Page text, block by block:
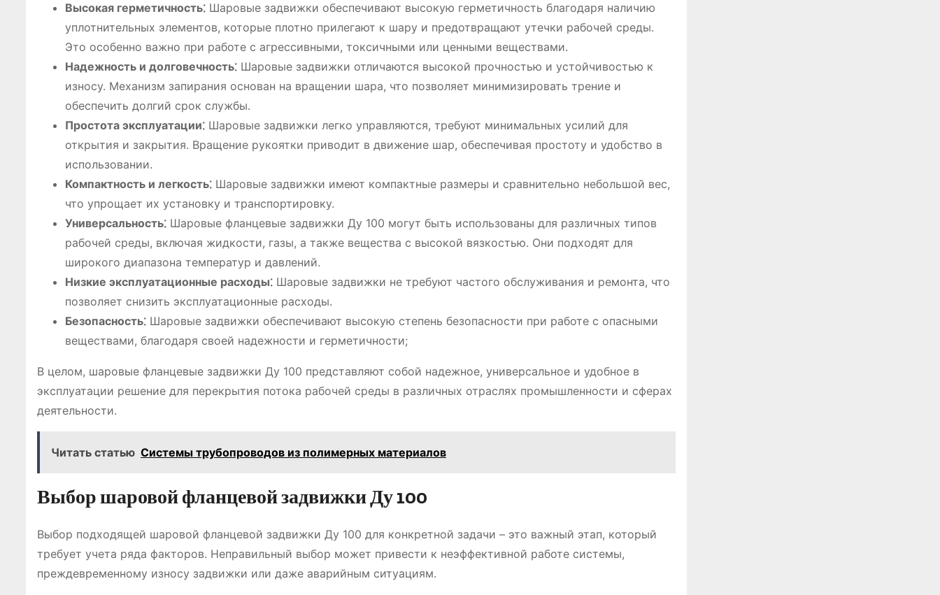
Высокая герметичность⁚ Шаровые задвижки обеспечивают высокую герметичность благодаря наличию
уплотнительных элементов, которые плотно прилегают к шару и предотвращают утечки рабочей среды.
Это особенно важно при работе с агрессивными, токсичными или ценными веществами.
Надежность и долговечность⁚ Шаровые задвижки отличаются высокой прочностью и устойчивостью к
износу. Механизм запирания основан на вращении шара, что позволяет минимизировать трение и
обеспечить долгий срок службы.
Простота эксплуатации⁚ Шаровые задвижки легко управляются, требуют минимальных усилий для
открытия и закрытия. Вращение рукоятки приводит в движение шар, обеспечивая простоту и удобство в
использовании.
Компактность и легкость⁚ Шаровые задвижки имеют компактные размеры и сравнительно небольшой вес,
что упрощает их установку и транспортировку.
Универсальность⁚ Шаровые фланцевые задвижки Ду 100 могут быть использованы для различных типов
рабочей среды, включая жидкости, газы, а также вещества с высокой вязкостью. Они подходят для
широкого диапазона температур и давлений.
Низкие эксплуатационные расходы⁚ Шаровые задвижки не требуют частого обслуживания и ремонта, что
позволяет снизить эксплуатационные расходы.
Безопасность⁚ Шаровые задвижки обеспечивают высокую степень безопасности при работе с опасными
веществами, благодаря своей надежности и герметичности;
В целом, шаровые фланцевые задвижки Ду 100 представляют собой надежное, универсальное и удобное в
эксплуатации решение для перекрытия потока рабочей среды в различных отраслях промышленности и сферах
деятельности.
Читать статью Системы трубопроводов из полимерных материалов
Выбор шаровой фланцевой задвижки Ду 100
Выбор подходящей шаровой фланцевой задвижки Ду 100 для конкретной задачи – это важный этап, который
требует учета ряда факторов. Неправильный выбор может привести к неэффективной работе системы,
преждевременному износу задвижки или даже аварийным ситуациям.